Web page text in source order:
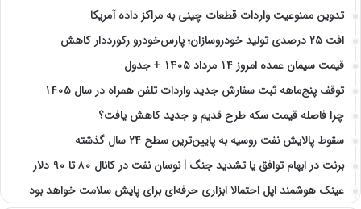
تدوین ممنوعیت واردات قطعات چینی به مراکز داده آمریکا
افت ۲۵ درصدی تولید خودروسازان؛ پارس‌خودرو رکورددار کاهش
قیمت سیمان عمده امروز ۱۴ مرداد ۱۴۰۵ + جدول
توقف پنج‌ماهه ثبت سفارش جدید واردات تلفن همراه در سال ۱۴۰۵
چرا فاصله قیمت سکه طرح قدیم و جدید کاهش یافت؟
سقوط پالایش نفت روسیه به پایین‌ترین سطح ۲۴ سال گذشته
برنت در ابهام توافق یا تشدید جنگ | نوسان نفت در کانال ۸۰ تا ۹۰ دلار
عینک هوشمند اپل احتمالا ابزاری حرفه‌ای برای پایش سلامت خواهد بود